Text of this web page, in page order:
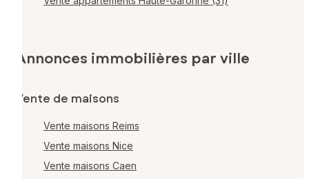
Annonces immobilières par ville
Vente de maisons
Vente maisons Reims
Vente maisons Nice
Vente maisons Caen